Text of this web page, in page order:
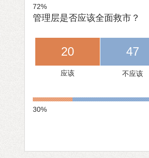
72%
管理层是否应该全面救市？
20
应该
47
不应该
30%